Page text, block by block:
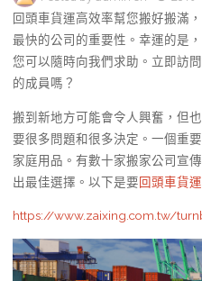
回頭車貨運高效率幫您搬好搬滿
最快的公司的重要性。幸運的是
您可以隨時向我們求助。立即訪
的成員嗎？
搬到新地方可能會令人興奮，但
要很多問題和很多決定。一個重
家庭用品。有數十家搬家公司宣
出最佳選擇。以下是要回頭車貨運
https://www.zaixing.com.tw/